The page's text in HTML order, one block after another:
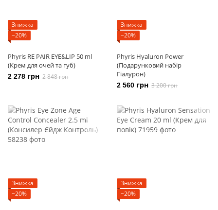
Знижка
−20%
Phyris RE PAIR EYE&LIP 50 ml
(Крем для очей та губ)
2 278 грн 2 848 грн
Знижка
−20%
Phyris Hyaluron Power
(Подарунковий набір
Гіалурон)
2 560 грн 3 200 грн
Знижка
−20%
Знижка
−20%